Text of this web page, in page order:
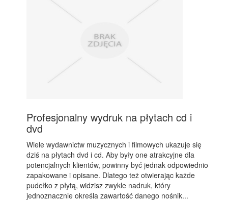
Profesjonalny wydruk na płytach cd i
dvd
Wiele wydawnictw muzycznych i filmowych ukazuje się
dziś na płytach dvd i cd. Aby były one atrakcyjne dla
potencjalnych klientów, powinny być jednak odpowiednio
zapakowane i opisane. Dlatego też otwierając każde
pudełko z płytą, widzisz zwykle nadruk, który
jednoznacznie określa zawartość danego nośnik...